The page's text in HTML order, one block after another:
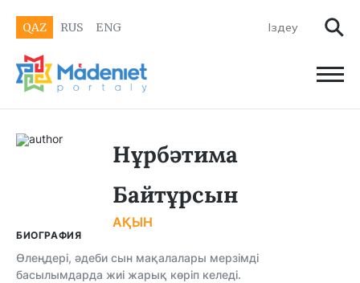
QAZ RUS ENG
Нұрбәтима
Байтұрсын
АҚЫН
БИОГРАФИЯ
Өлеңдері, әдеби сын мақалалары мерзімді
басылымдарда жиі жарық көріп келеді.